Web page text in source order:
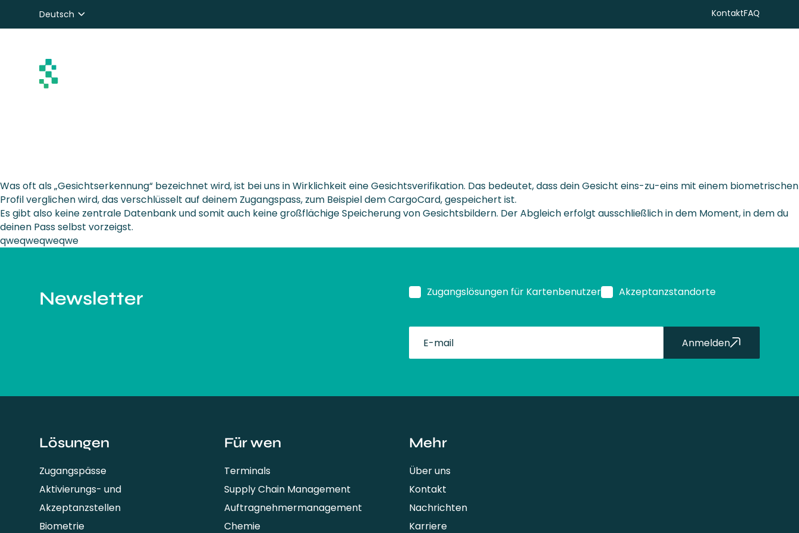
Deutsch
Nederlands
KontaktFAQ
Was oft als „Gesichtserkennung“ bezeichnet wird, ist bei uns in Wirklichkeit eine Gesichtsverifikation. Das bedeutet, dass dein Gesicht eins-zu-eins mit einem biometrischen
Profil verglichen wird, das verschlüsselt auf deinem Zugangspass, zum Beispiel dem CargoCard, gespeichert ist.
Es gibt also keine zentrale Datenbank und somit auch keine großflächige Speicherung von Gesichtsbildern. Der Abgleich erfolgt ausschließlich in dem Moment, in dem du
deinen Pass selbst vorzeigst.
qweqweqweqwe
Newsletter Zugangslösungen für Kartenbenutzer Akzeptanzstandorte
Anmelden
Lösungen
Zugangspässe
Aktivierungs- und
Akzeptanzstellen
Biometrie
Für wen
Terminals
Supply Chain Management
Auftragnehmermanagement
Chemie
Mehr
Über uns
Kontakt
Nachrichten
Karriere